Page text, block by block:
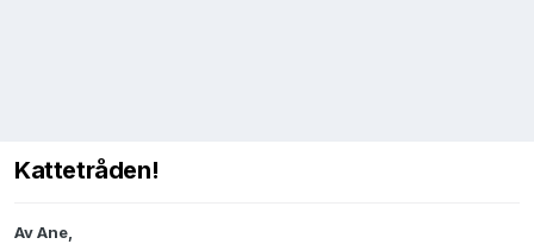
Kattetråden!
AvAne,